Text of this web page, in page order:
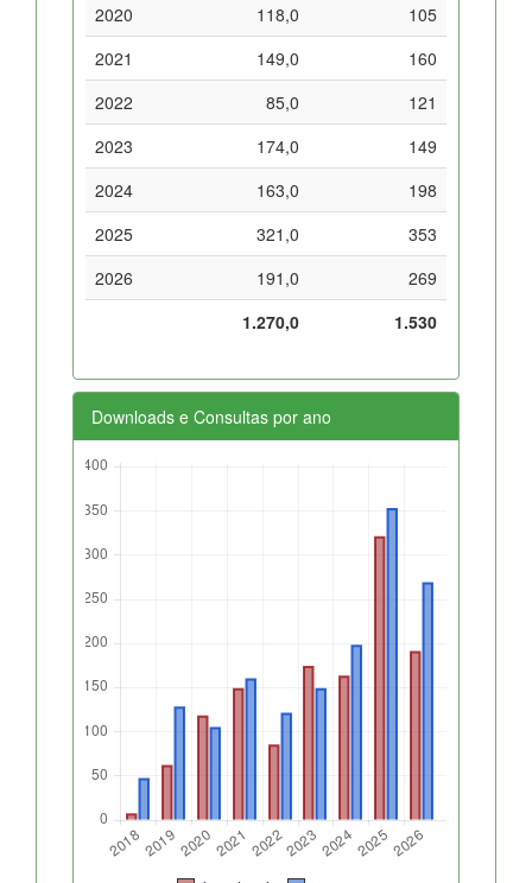
2020
118,0
105
2021
149,0
160
2022
85,0
121
2023
174,0
149
2024
163,0
198
2025
321,0
353
2026
191,0
269
1.270,0
1.530
Downloads e Consultas por ano